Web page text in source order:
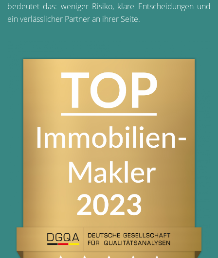
bedeutet das: weniger Risiko, klare Entscheidungen und
ein verlässlicher Partner an ihrer Seite.